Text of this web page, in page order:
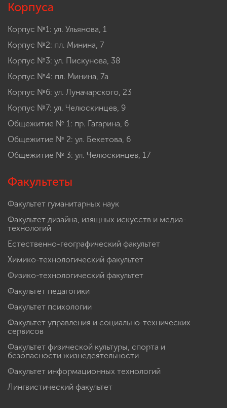
Корпуса
Корпус №1: ул. Ульянова, 1
Корпус №2: пл. Минина, 7
Корпус №3: ул. Пискунова, 38
Корпус №4: пл. Минина, 7а
Корпус №6: ул. Луначарского, 23
Корпус №7: ул. Челюскинцев, 9
Общежитие № 1: пр. Гагарина, 6
Общежитие № 2: ул. Бекетова, 6
Общежитие № 3: ул. Челюскинцев, 17
Факультеты
Факультет гуманитарных наук
Факультет дизайна, изящных искусств и медиа-
технологий
Естественно-географический факультет
Химико-технологический факультет
Физико-технологический факультет
Факультет педагогики
Факультет психологии
Факультет управления и социально-технических
сервисов
Факультет физической культуры, спорта и
безопасности жизнедеятельности
Факультет информационных технологий
Лингвистический факультет